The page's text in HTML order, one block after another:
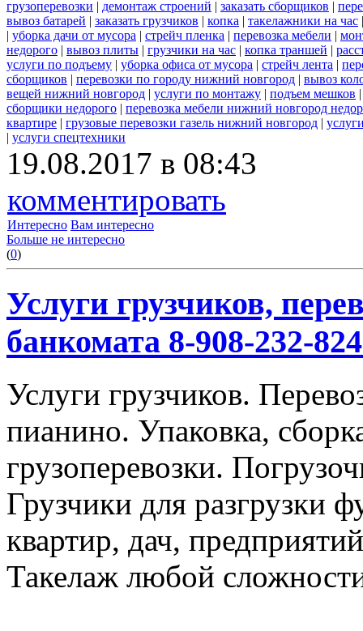
грузоперевозки | демонтаж строений | заказать сборщиков |
вывоз батарей | заказать грузчиков | копка | такелажники на час
| уборка дачи от мусора | стрейч пленка | перевозка мебели |
недорого | вывоз плиты | грузчики на час | копка траншей |
услуги по подъему | уборка офиса от мусора | стрейч лента |
сборщиков | перевозки по городу нижний новгород | вывоз
вещей нижний новгород | услуги по монтажу | подъем мешков
сборщики недорого | перевозка мебели нижний новгород
квартире | грузовые перевозки газель нижний новгород |
| услуги спецтехники
19.08.2017 в 08:43
комментировать
Интересно Вам интересно
Больше не интересно
(0)
Услуги грузчиков,
банкомата 8-908-232-
Услуги грузчиков.
пианино. Упаковка,
грузоперевозки.
Грузчики для разгрузки
квартир, дач,
Такелаж любой